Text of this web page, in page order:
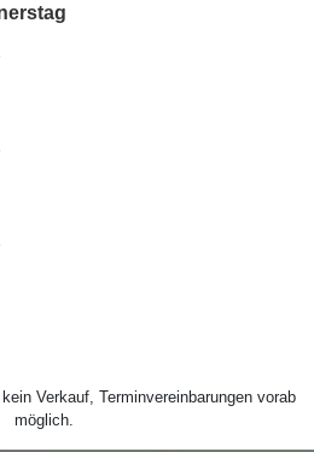
Verkauf, Terminvereinbarungen vorab
möglich.